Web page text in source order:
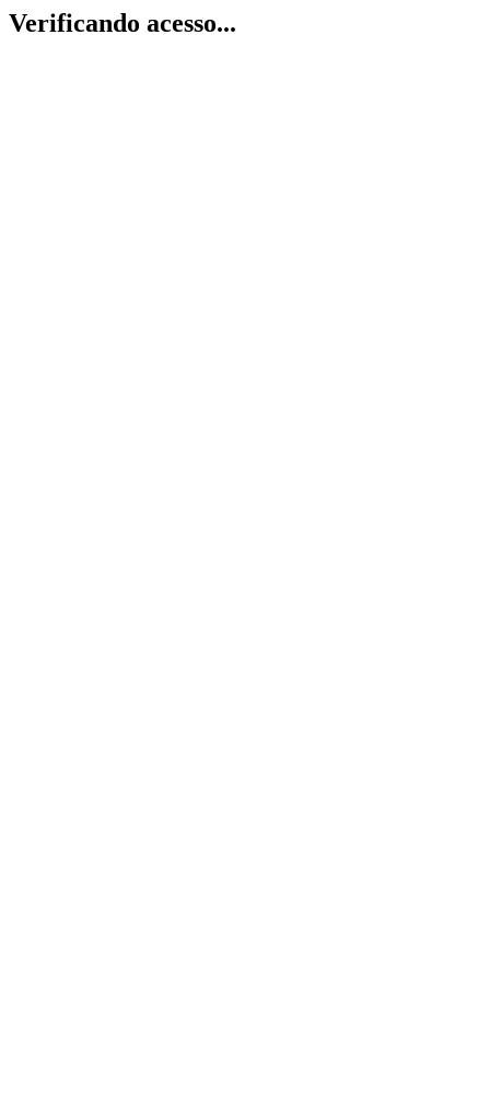
Verificando acesso...